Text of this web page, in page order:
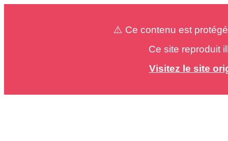
⚠️ Ce contenu est
Ce site reproduit
Visitez le site